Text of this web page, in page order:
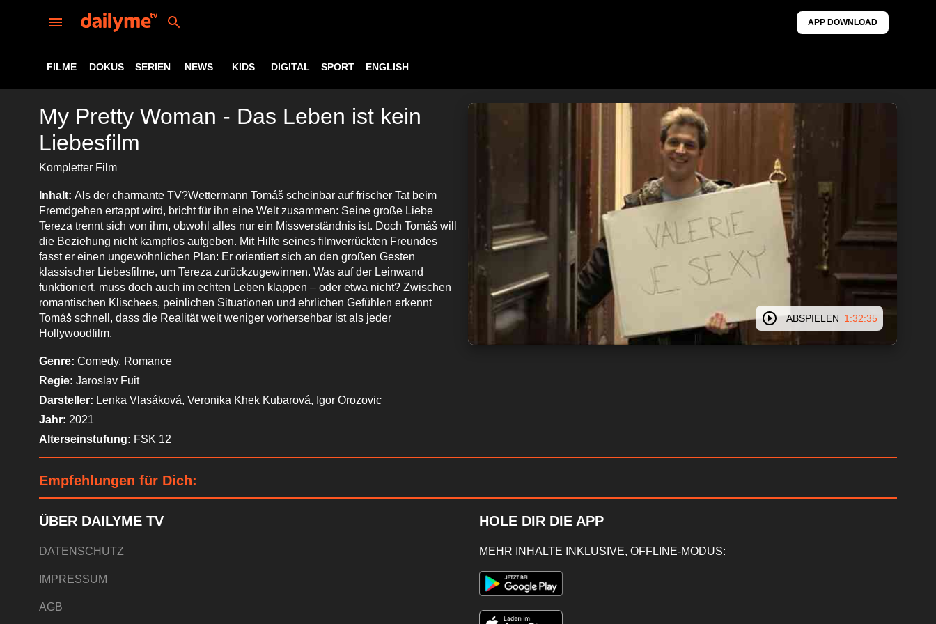
APP DOWNLOAD
FILME DOKUS SERIEN NEWS KIDS DIGITAL SPORT ENGLISH
ABSPIELEN 1:32:35
My Pretty Woman - Das Leben ist kein
Liebesfilm
Kompletter Film
Inhalt: Als der charmante TV?Wettermann Tomáš scheinbar auf frischer Tat beim
Fremdgehen ertappt wird, bricht für ihn eine Welt zusammen: Seine große Liebe
Tereza trennt sich von ihm, obwohl alles nur ein Missverständnis ist. Doch Tomáš will
die Beziehung nicht kampflos aufgeben. Mit Hilfe seines filmverrückten Freundes
fasst er einen ungewöhnlichen Plan: Er orientiert sich an den großen Gesten
klassischer Liebesfilme, um Tereza zurückzugewinnen. Was auf der Leinwand
funktioniert, muss doch auch im echten Leben klappen – oder etwa nicht? Zwischen
romantischen Klischees, peinlichen Situationen und ehrlichen Gefühlen erkennt
Tomáš schnell, dass die Realität weit weniger vorhersehbar ist als jeder
Hollywoodfilm.
Genre: Comedy, Romance
Regie: Jaroslav Fuit
Darsteller: Lenka Vlasáková, Veronika Khek Kubarová, Igor Orozovic
Jahr: 2021
Alterseinstufung: FSK 12
Empfehlungen für Dich:
ÜBER DAILYME TV
DATENSCHUTZ
IMPRESSUM
AGB
HOLE DIR DIE APP
MEHR INHALTE INKLUSIVE, OFFLINE-MODUS: